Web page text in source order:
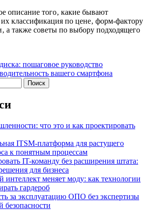
описание того‚ какие бывают
классификация по цене‚ форм-фактору
а также советы по выбору подходящего
пошаговое руководство
вашего смартфона
что это и как проектировать
ITSM-платформа для растущего
к понятным процессам
IT-команду без расширения штата:
для бизнеса
интеллект меняет моду: как технологии
гардероб
за эксплуатацию ОПО без экспертизы